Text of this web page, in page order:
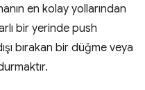
en kolay yollarından
bir yerinde push
bırakan bir düğme veya